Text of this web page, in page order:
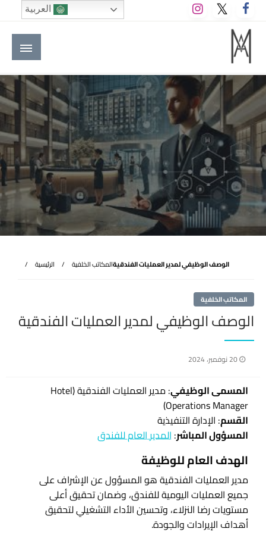
التخطي
إلى
المحتوى
M A hotels | إم ايه هوتيلز
الموقع الأول للعاملين في الفنادق في العالم العربي
الرئيسية المكاتب الخلفيةالوصف الوظيفي لمدير العمليات الفندقية
المكاتب الخلفية
الوصف الوظيفي لمدير العمليات الفندقية
نُشر
20 نوفمبر، 2024
المسمى الوظيفي
: مدير العمليات الفندقية (Hotel
Operations Manager)
القسم: الإدارة التنفيذية
المسؤول المباشر: المدير العام للفندق
الهدف العام للوظيفة
مدير العمليات الفندقية هو المسؤول عن الإشراف على
جميع العمليات اليومية للفندق، وضمان تحقيق أعلى
مستويات رضا النزلاء، وتحسين الأداء التشغيلي لتحقيق
أهداف الإيرادات والجودة.
العربية